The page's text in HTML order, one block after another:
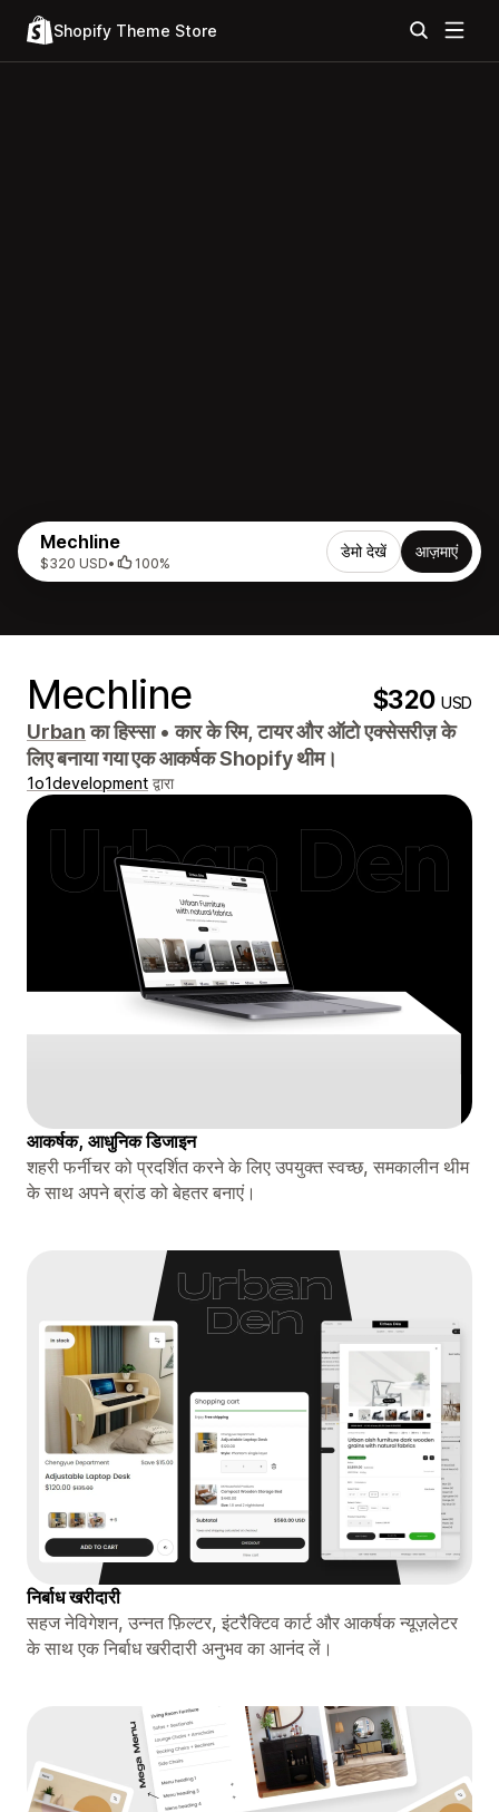
Shopify Theme Store
Mechline
$320 USD• 100%
डेमो देखें आज़माएं
Mechline $320USD
Urbanका हिस्सा • कार के रिम, टायर और ऑटो एक्सेसरीज़ के
लिए बनाया गया एक आकर्षक Shopify थीम।
1o1development द्वारा
आकर्षक, आधुनिक डिजाइन
शहरी फर्नीचर को प्रदर्शित करने के लिए उपयुक्त स्वच्छ, समकालीन थीम
के साथ अपने ब्रांड को बेहतर बनाएं।
निर्बाध खरीदारी
सहज नेविगेशन, उन्नत फ़िल्टर, इंटरैक्टिव कार्ट और आकर्षक न्यूज़लेटर
के साथ एक निर्बाध खरीदारी अनुभव का आनंद लें।